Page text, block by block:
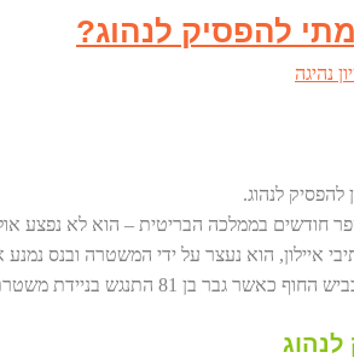
להפסיק לנהוג?
נהיגה
להפסיק לנהוג.
גבוהה ונהרג כתוצאה מנסיעה נגד כיוון התנועה.